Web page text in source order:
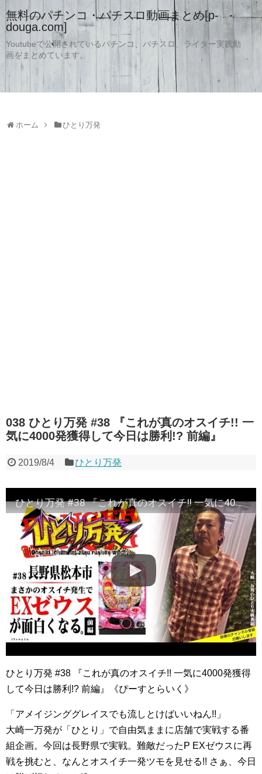
無料のパチンコ・パチスロ動画まとめ[p-
douga.com]
Youtubeで公開されているパチンコ、パチスロ、ライター実践動
画をまとめています。
ホーム ひとり万発
038 ひとり万発 #38 『これが真のオスイチ!! 一
気に4000発獲得して今日は勝利!? 前編』
2019/8/4 ひとり万発
ひとり万発 #38 『これが真のオスイチ!! 一気に4000発獲得して今日は勝利!? 前編』《ぴーすとらいく》
ひとり万発 #38 『これが真のオスイチ!! 一気に4000発獲得
して今日は勝利!? 前編』《ぴーすとらいく》
「アメイジンググレイスでも流しとけばいいねん!!」
大崎一万発が「ひとり」で自由気ままに店舗で実戦する番
組企画。今回は長野県で実戦。難敵だったP EXゼウスに再
戦を挑むと、なんとオスイチ一発ツモを見せる!! さぁ、今日